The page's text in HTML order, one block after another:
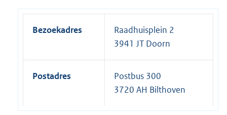
Bezoekadres
Raadhuisplein 2
3941 JT Doorn
Postadres
Postbus 300
3720 AH Bilthoven